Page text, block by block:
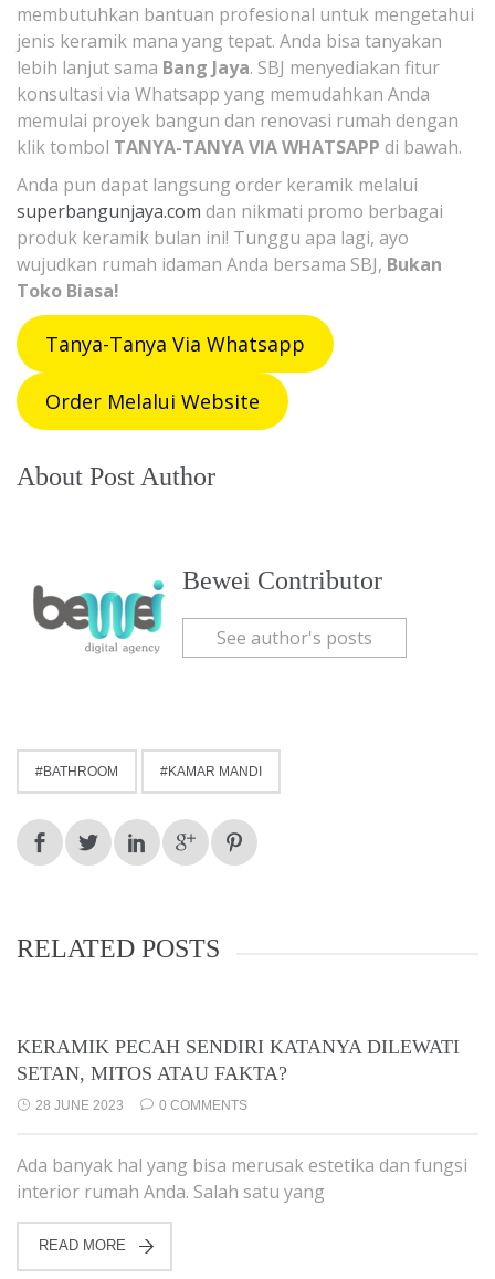
membutuhkan bantuan profesional untuk mengetahui
jenis keramik mana yang tepat. Anda bisa tanyakan
lebih lanjut sama Bang Jaya. SBJ menyediakan fitur
konsultasi via Whatsapp yang memudahkan Anda
memulai proyek bangun dan renovasi rumah dengan
klik tombol TANYA-TANYA VIA WHATSAPP di bawah.
Anda pun dapat langsung order keramik melalui
superbangunjaya.com dan nikmati promo berbagai
produk keramik bulan ini! Tunggu apa lagi, ayo
wujudkan rumah idaman Anda bersama SBJ, Bukan
Toko Biasa!
Tanya-Tanya Via Whatsapp
Order Melalui Website
About Post Author
Bewei Contributor
See author's posts
BATHROOM KAMAR MANDI
RELATED POSTS
KERAMIK PECAH SENDIRI KATANYA DILEWATI
SETAN, MITOS ATAU FAKTA?
28 JUNE 2023 0 COMMENTS
Ada banyak hal yang bisa merusak estetika dan fungsi
interior rumah Anda. Salah satu yang
READ MORE